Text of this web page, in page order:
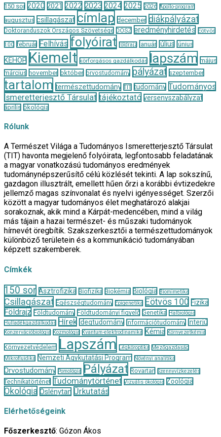
150 sor 2020 2021 2022 2023 2024 2025 2026 Apollo-program
augusztus csillagászat címlap december diákpályázat
Doktoranduszok Országos Szövetsége DOSZ eredményhirdetés Eötvös
100 február Felhívás folyóirat földrajz január július június
KEHOP Kiemelt körforgásos gazdálkodás lapszám május
március november október orvostudomány pályázat szeptember
tartalom természettudomány TIT tudomány Tudományos
Ismeretterjesztő Társulat tájékoztató versenyszabályzat
április ökológia
Rólunk
A Természet Világa a Tudományos Ismeretterjesztő Társulat
(TIT) havonta megjelenő folyóirata, legfontosabb feladatának
a magyar vonatkozású tudományos eredmények
tudománynépszerűsítő célú közlését tekinti. A lap sokszínű,
gazdagon illusztrált, emellett hűen őrzi a korábbi évtizedekre
jellemző magas színvonalat és nyelvi igényességet. Szerzői
között a magyar tudományos élet meghatározó alakjai
sorakoznak, akik mind a Kárpát-medencében, mind a világ
más tájain a hazai természet- és műszaki tudományok
hírnevét öregbítik. Szakszerkesztői a természettudományok
különböző területein és a kommunikáció tudományában
képzett szakemberek.
Címkék
150 sor Asztrofizika Biofizika Biokémia Biológia Biomimetika
Csillagászat Egészségtudomány Epigenetika Eötvös 100 Fizika
Földrajz Földtudomány Földtudományi figyelő Genetika
Halbiológia
Hulladékgazdálkodás
Hírek Idegtudomány Információtudomány Interjú
Konzervációbiológia Kozmológia Kvantum-elektrodinamika Kémia Környezetkémia
Környezetvédelem Lapszám Légköroptika
Mezőgazdaság
Mikrofluidika
Nemzeti Agykutatási Program Növényi analitika
Orvostudomány Pomológia Pályázat Rovartan Szennyvízkezelés
Technikatörténet Tudománytörténet Vizuális ökológia Zoológia
Ökológia Őslénytan Űrkutatás
Elérhetőségeink
Főszerkesztő: Gózon Ákos